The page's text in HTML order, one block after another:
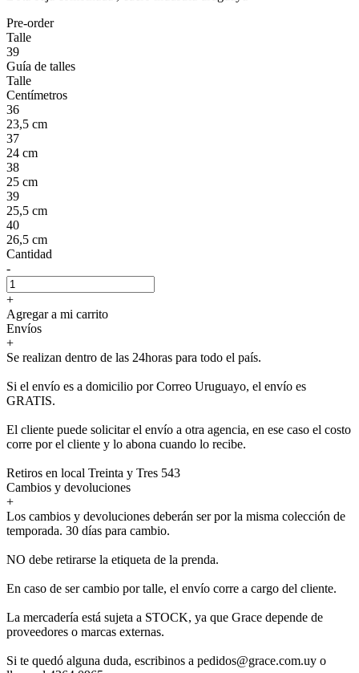
Pre-order
Talle
39
Guía de talles
Talle
Centímetros
36
23,5 cm
37
24 cm
38
25 cm
39
25,5 cm
40
26,5 cm
Cantidad
-
+
Agregar a mi carrito
Envíos
+
Se realizan dentro de las 24horas para todo el país.
Si el envío es a domicilio por Correo Uruguayo, el envío es
GRATIS.
El cliente puede solicitar el envío a otra agencia, en ese caso el costo
corre por el cliente y lo abona cuando lo recibe.
Retiros en local Treinta y Tres 543
Cambios y devoluciones
+
Los cambios y devoluciones deberán ser por la misma colección de
temporada. 30 días para cambio.
NO debe retirarse la etiqueta de la prenda.
En caso de ser cambio por talle, el envío corre a cargo del cliente.
La mercadería está sujeta a STOCK, ya que Grace depende de
proveedores o marcas externas.
Si te quedó alguna duda, escribinos a pedidos@grace.com.uy o